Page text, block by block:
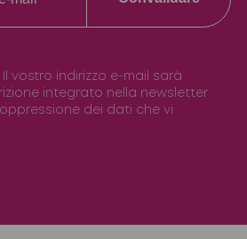
vostro indirizzo e-mail sarà
integrato nella newsletter
dei dati che vi